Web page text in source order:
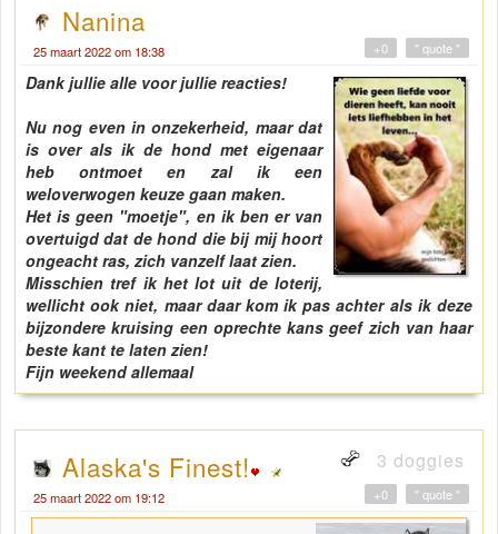
Nanina
25 maart 2022 om 18:38 " quote "
+0
Dank jullie alle voor jullie reacties!
Nu nog even in onzekerheid, maar dat
is over als ik de hond met eigenaar
heb ontmoet en zal ik een
weloverwogen keuze gaan maken.
Het is geen "moetje", en ik ben er van
overtuigd dat de hond die bij mij hoort
ongeacht ras, zich vanzelf laat zien.
Misschien tref ik het lot uit de loterij,
wellicht ook niet, maar daar kom ik pas achter als ik deze
bijzondere kruising een oprechte kans geef zich van haar
beste kant te laten zien!
Fijn weekend allemaal
Alaska's Finest! 3 doggies
25 maart 2022 om 19:12 " quote "
+0